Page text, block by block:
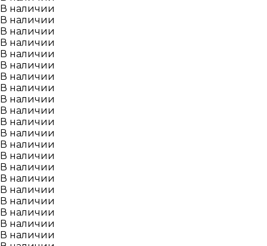
В наличии
В наличии
В наличии
В наличии
В наличии
В наличии
В наличии
В наличии
В наличии
В наличии
В наличии
В наличии
В наличии
В наличии
В наличии
В наличии
В наличии
В наличии
В наличии
В наличии
В наличии